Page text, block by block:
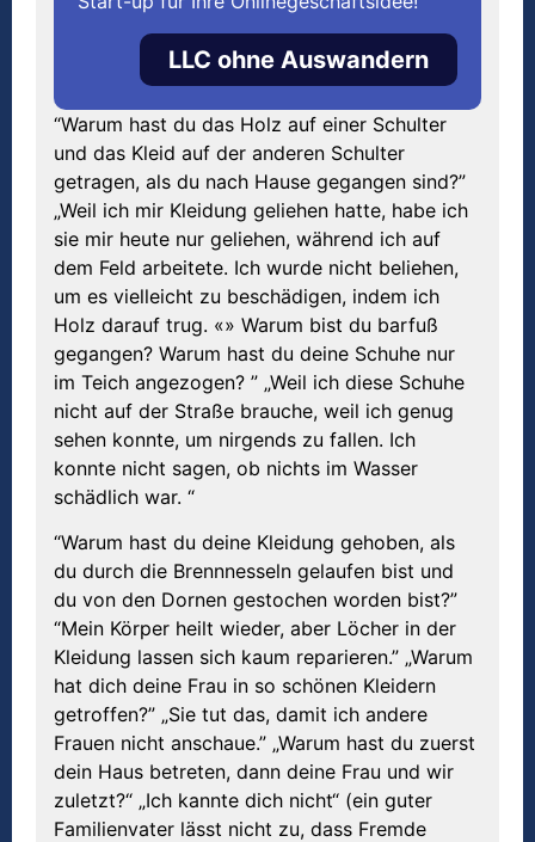
LLC ohne Auswandern
“Warum hast du das Holz auf einer Schulter
und das Kleid auf der anderen Schulter
getragen, als du nach Hause gegangen sind?”
„Weil ich mir Kleidung geliehen hatte, habe ich
sie mir heute nur geliehen, während ich auf
dem Feld arbeitete. Ich wurde nicht beliehen,
um es vielleicht zu beschädigen, indem ich
Holz darauf trug. «» Warum bist du barfuß
gegangen? Warum hast du deine Schuhe nur
im Teich angezogen? ” „Weil ich diese Schuhe
nicht auf der Straße brauche, weil ich genug
sehen konnte, um nirgends zu fallen. Ich
konnte nicht sagen, ob nichts im Wasser
schädlich war. “
“Warum hast du deine Kleidung gehoben, als
du durch die Brennnesseln gelaufen bist und
du von den Dornen gestochen worden bist?”
“Mein Körper heilt wieder, aber Löcher in der
Kleidung lassen sich kaum reparieren.” „Warum
hat dich deine Frau in so schönen Kleidern
getroffen?” „Sie tut das, damit ich andere
Frauen nicht anschaue.” „Warum hast du zuerst
dein Haus betreten, dann deine Frau und wir
zuletzt?“ „Ich kannte dich nicht“ (ein guter
Familienvater lässt nicht zu, dass Fremde